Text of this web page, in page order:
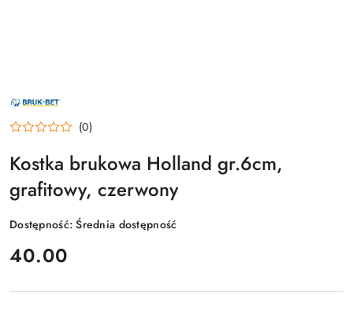
NAZWA
PRODUCENTA:
BRUK-
BET (0)
Kostka brukowa Holland gr.6cm,
grafitowy, czerwony
Dostępność:Średnia dostępność
cena:
40.00